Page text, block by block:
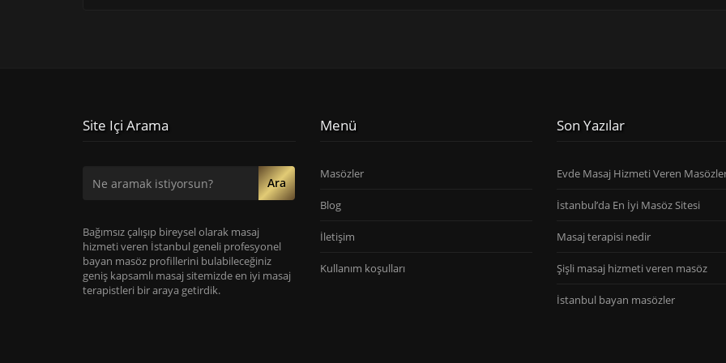
Site Içi Arama
Ara
Bağımsız çalışıp bireysel olarak masaj
hizmeti veren İstanbul geneli profesyonel
bayan masöz profillerini bulabileceğiniz
geniş kapsamlı masaj sitemizde en iyi masaj
terapistleri bir araya getirdik.
Menü
Masözler
Blog
İletişim
Kullanım koşulları
Son Yazılar
Evde Masaj Hizmeti Veren
İstanbul’da En İyi Masöz Sitesi
Masaj terapisi nedir
Şişli masaj hizmeti veren masöz
İstanbul bayan masözler